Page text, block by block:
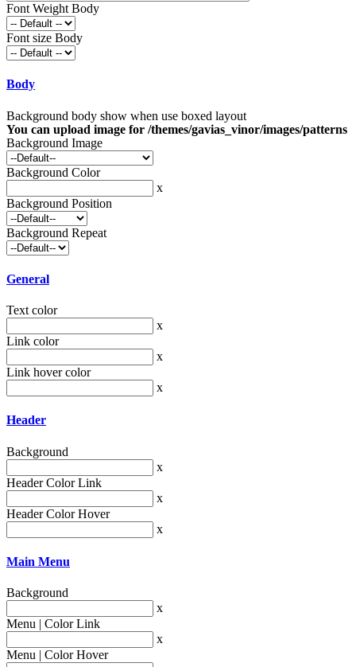
Font Weight Body
Font size Body
Body
Background body show when use boxed layout
You can upload image for /themes/gavias_vinor/images/patterns
Background Image
Background Color
x
Background Position
Background Repeat
General
Text color
x
Link color
x
Link hover color
x
Header
Background
x
Header Color Link
x
Header Color Hover
x
Main Menu
Background
x
Menu | Color Link
x
Menu | Color Hover